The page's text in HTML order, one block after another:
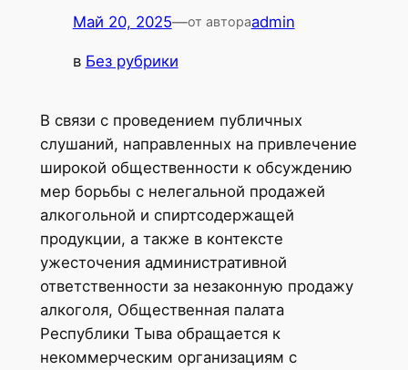
Май 20, 2025—от автораadmin
в Без рубрики
В связи с проведением публичных
слушаний, направленных на привлечение
широкой общественности к обсуждению
мер борьбы с нелегальной продажей
алкогольной и спиртсодержащей
продукции, а также в контексте
ужесточения административной
ответственности за незаконную продажу
алкоголя, Общественная палата
Республики Тыва обращается к
некоммерческим организациям с